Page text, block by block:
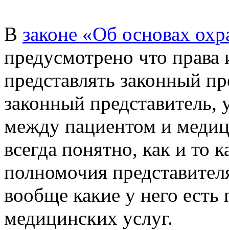
В законе «Об основах
предусмотрено что
представлять законный
законный
между пациентом и
всегда понятно, как и то
полномочия
вообще какие у него есть
медицинских услуг.